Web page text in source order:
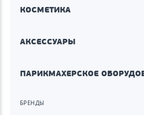
КОСМЕТИКА
АКСЕССУАРЫ
ПАРИКМАХЕРСКОЕ
БРЕНДЫ